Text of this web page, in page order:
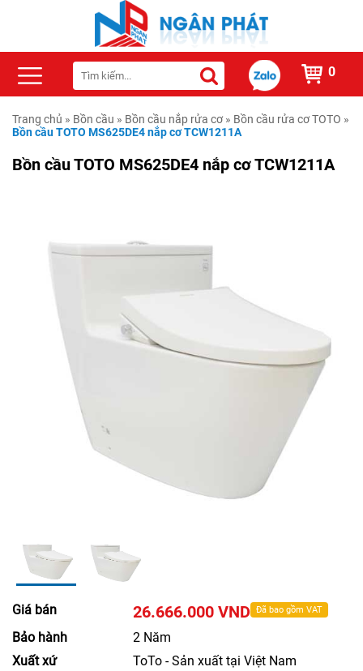
0
Trang chủ » Bồn cầu » Bồn cầu nắp rửa cơ » Bồn cầu rửa cơ TOTO »
Bồn cầu TOTO MS625DE4 nắp cơ TCW1211A
Bồn cầu TOTO MS625DE4 nắp cơ TCW1211A
Giá bán 26.666.000 VND Đã bao gồm VAT
Bảo hành
2 Năm
Xuất xứ
ToTo - Sản xuất tại Việt Nam